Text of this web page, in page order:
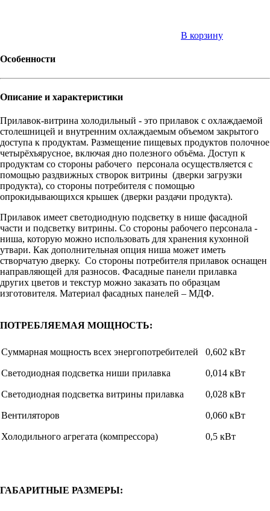
В корзину
Особенности
Описание и характеристики
Прилавок-витрина холодильный - это прилавок с охлаждаемой
столешницей и внутренним охлаждаемым объемом закрытого
доступа к продуктам. Размещение пищевых продуктов полочное
четырёхъярусное, включая дно полезного объёма. Доступ к
продуктам со стороны рабочего персонала осуществляется с
помощью раздвижных створок витрины (дверки загрузки
продукта), со стороны потребителя с помощью
опрокидывающихся крышек (дверки раздачи продукта).
Прилавок имеет светодиодную подсветку в нише фасадной
части и подсветку витрины. Со стороны рабочего персонала -
ниша, которую можно использовать для хранения кухонной
утвари. Как дополнительная опция ниша может иметь
створчатую дверку. Со стороны потребителя прилавок оснащен
направляющей для разносов. Фасадные панели прилавка
других цветов и текстур можно заказать по образцам
изготовителя. Материал фасадных панелей – МДФ.
ПОТРЕБЛЯЕМАЯ МОЩНОСТЬ:
Суммарная мощность всех энергопотребителей 0,602 кВт
Светодиодная подсветка ниши прилавка 0,014 кВт
Светодиодная подсветка витрины прилавка 0,028 кВт
Вентиляторов 0,060 кВт
Холодильного агрегата (компрессора) 0,5 кВт
ГАБАРИТНЫЕ РАЗМЕРЫ: